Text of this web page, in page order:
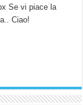
Se vi piace la
Ciao!